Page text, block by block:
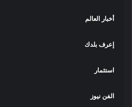
أخبار العالم
إعرف بلدك
استثمار
الفن نيوز